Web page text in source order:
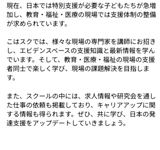
現在、日本では特別支援が必要な子どもたちが急増
加し、教育・福祉・医療の現場では支援体制の整備
が求められています。
こはスクでは、様々な現場の専門家を講師にお招き
し、エビデンスベースの支援知識と最新情報を学ん
でいます。 そして、教育・医療・福祉の現場の支援
者同士で楽しく学び、現場の課題解決を目指しま
す。
また、スクールの中には、求人情報や研究会を通し
た仕事の依頼も掲載しており、キャリアアップに関
する情報も得られます。 ぜひ、共に学び、日本の発
達支援をアップデートしていきましょう。